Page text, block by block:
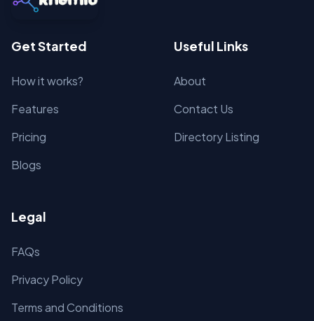
Get Started
How it works?
Features
Pricing
Blogs
Useful Links
About
Contact Us
Directory Listing
Legal
FAQs
Privacy Policy
Terms and Conditions